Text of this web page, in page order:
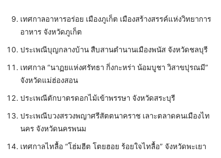
เทศกาลอาหารอร่อย เมืองภูเก็ต เมืองสร้างสรรค์แห่งวิทยาการ
อาหาร จังหวัดภูเก็ต
ประเพณีบุญกลางบ้าน สืบสานตำนานเมืองพนัส จังหวัดชลบุรี
เทศกาล “นาฏยแห่งศรัทธา กิ่งกะหร่า น้อมบูชา วิสาขปุรณมี”
จังหวัดแม่ฮ่องสอน
ประเพณีตักบาตรดอกไม้เข้าพรรษา จังหวัดสระบุรี
ประเพณีบวงสรวงพญาศรีสัตตนาคราช เลาะตลาดคนเมืองไท
นคร จังหวัดนครพนม
เทศกาลไทลื้อ “โฮ่มฮีต โตยฮอย ร้อยใจไทลื้อ” จังหวัดพะเยา